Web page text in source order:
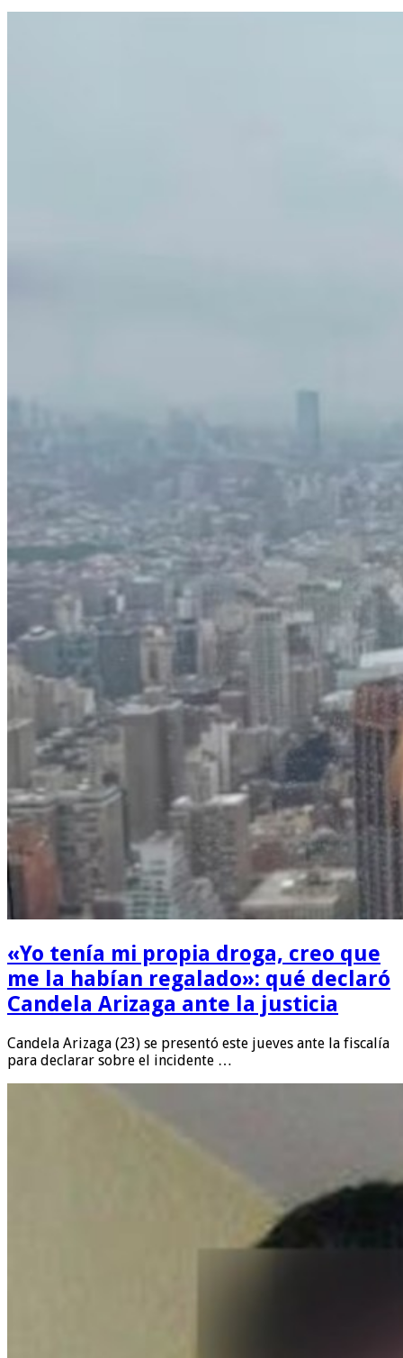
«Yo tenía mi propia droga, creo que
me la habían regalado»: qué declaró
Candela Arizaga ante la justicia
Candela Arizaga (23) se presentó este jueves ante la fiscalía
para declarar sobre el incidente …